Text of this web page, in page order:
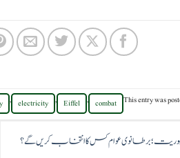
This entry was
combat
,
Eiffel
,
electricity
,
برطانوی عوام کس کا انتخاب کریں گے؟